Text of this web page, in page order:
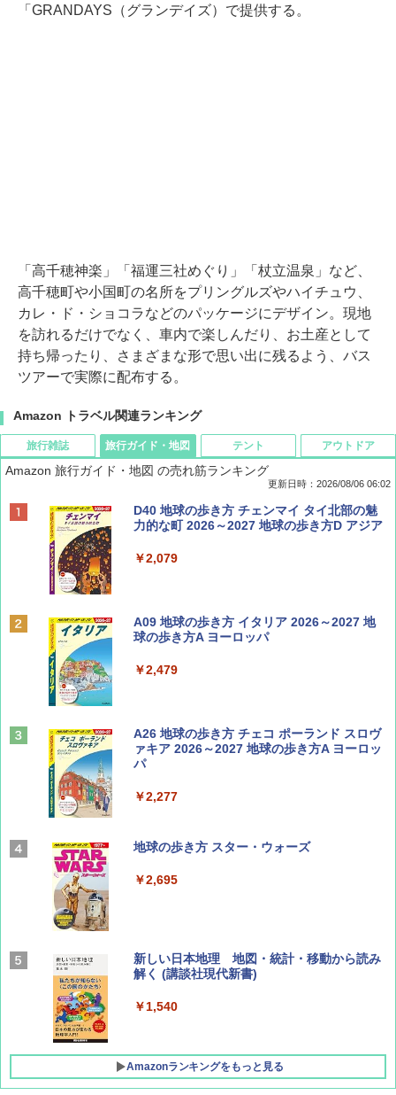
「GRANDAYS（グランデイズ）で提供する。
「高千穂神楽」「福運三社めぐり」「杖立温泉」など、
高千穂町や小国町の名所をプリングルズやハイチュウ、
カレ・ド・ショコラなどのパッケージにデザイン。現地
を訪れるだけでなく、車内で楽しんだり、お土産として
持ち帰ったり、さまざまな形で思い出に残るよう、バス
ツアーで実際に配布する。
Amazon トラベル関連ランキング
旅行雑誌
ディズニーファン ２０２６年 ９月号 [雑
誌] (ＤＩＳＮＥＹ ＦＡＮ)
￥713
Coyote No.89 特集 星野道夫 夢見る旅
山と溪谷 2026年8月号「南アルプス大全」
￥1,540
AIRLINE（エアライン）2026年9月号【特
BE-PAL(ビ-パル) 2026年 9 月号【特別付録:
SOTO ミニマル"旅"財布 ランダム2種】
￥1,500
旅行ガイド・地図
Amazon 旅行ガイド・地図 の売れ筋ランキング
更新日時：2026/08/06 06:02
D40 地球の歩き方 チェンマイ タイ北部の魅
力的な町 2026～2027 地球の歩き方D アジア
￥2,079
A09 地球の歩き方 イタリア 2026～2027 地
球の歩き方A ヨーロッパ
￥2,479
A26 地球の歩き方 チェコ ポーランド スロヴ
ァキア 2026～2027 地球の歩き方A ヨーロッ
パ
￥2,277
地球の歩き方 スター・ウォーズ
￥2,695
新しい日本地理 地図・統計・移動から読み
解く (講談社現代新書)
￥1,540
Amazonランキングをもっと見る
テント アウトドア